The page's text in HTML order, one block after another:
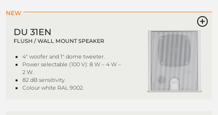
NEW
DU 31EN
FLUSH / WALL MOUNT SPEAKER
4" woofer and 1" dome tweeter.
Power selectable (100 V): 8 W – 4 W –
2 W.
82 dB sensitivity.
Colour white RAL 9002.